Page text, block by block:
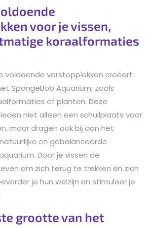
voor je vissen,
koraalformaties
voldoende verstopplekken creëert
SpongeBob Aquarium, zoals
of planten. Deze
niet alleen een schuilplaats voor
maar dragen ook bij aan het
en gebalanceerde
Door je vissen de
om zich terug te trekken en zich
je hun welzijn en stimuleer je
grootte van het